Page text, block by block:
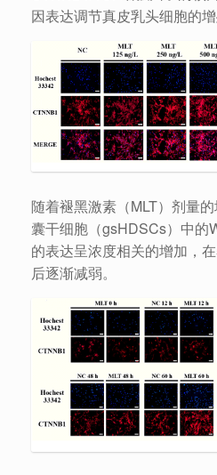
因表达调节真皮乳头细胞的增
随着褪黑激素（MLT）剂量
囊干细胞（gsHDSCs）中的
的表达呈浓度相关的增加，
后逐渐减弱。